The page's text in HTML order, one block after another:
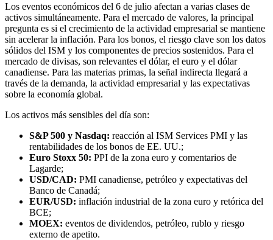
Los eventos económicos del 6 de julio afectan a varias clases de
activos simultáneamente. Para el mercado de valores, la principal
pregunta es si el crecimiento de la actividad empresarial se mantiene
sin acelerar la inflación. Para los bonos, el riesgo clave son los datos
sólidos del ISM y los componentes de precios sostenidos. Para el
mercado de divisas, son relevantes el dólar, el euro y el dólar
canadiense. Para las materias primas, la señal indirecta llegará a
través de la demanda, la actividad empresarial y las expectativas
sobre la economía global.
Los activos más sensibles del día son:
S&P 500 y Nasdaq: reacción al ISM Services PMI y las
rentabilidades de los bonos de EE. UU.;
Euro Stoxx 50: PPI de la zona euro y comentarios de
Lagarde;
USD/CAD: PMI canadiense, petróleo y expectativas del
Banco de Canadá;
EUR/USD: inflación industrial de la zona euro y retórica del
BCE;
MOEX: eventos de dividendos, petróleo, rublo y riesgo
externo de apetito.